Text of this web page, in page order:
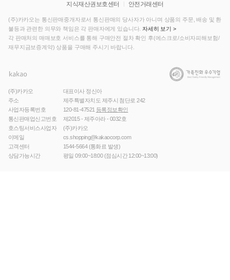
지식재산권보호센터
안전거래센터
(주)카카오는 통신판매중개자로서 통신판매의 당사자가 아니며 상품의 주문, 배송 및 환
불등과 관련한 의무와 책임은 각 판매자에게 있습니다. 자세히 보기 >
각 판매처의 매매보호 서비스를 통해 구매안전 절차 확인 후(에스크로/소비자피해보험/
재무지금보증계약) 상품을 구매해 주시기 바랍니다.
(주)카카오
대표이사 정신아
주소
제주특별자치도 제주시 첨단로 242
사업자등록번호
120-81-47521 등록정보확인
통신판매업신고번호
제2015 - 제주아라 - 0032호
호스팅서비스사업자
(주)카카오
이메일
cs.shopping@kakaocorp.com
고객센터
1544-5664(통화료 발생)
상담가능시간
평일 09:00~18:00 (점심시간 12:00~13:00)